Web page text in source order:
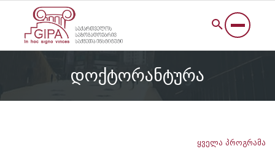
დოქტორანტურა
ყველა პროგრამა